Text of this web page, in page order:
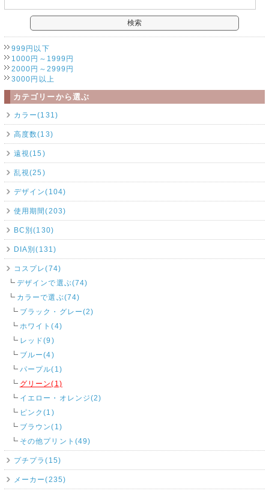
999円以下
1000円～1999円
2000円～2999円
3000円以上
カテゴリーから選ぶ
カラー(131)
高度数(13)
遠視(15)
乱視(25)
デザイン(104)
使用期間(203)
BC別(130)
DIA別(131)
コスプレ(74)
デザインで選ぶ(74)
カラーで選ぶ(74)
ブラック・グレー(2)
ホワイト(4)
レッド(9)
ブルー(4)
パープル(1)
グリーン(1)
イエロー・オレンジ(2)
ピンク(1)
ブラウン(1)
その他プリント(49)
プチプラ(15)
メーカー(235)